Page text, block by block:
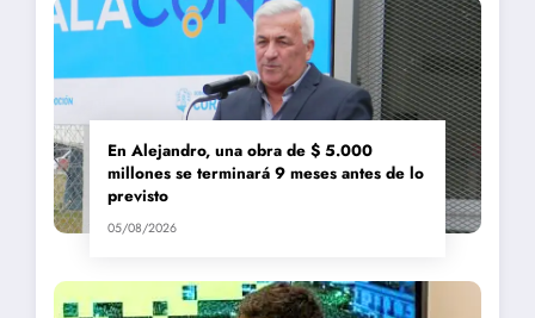
En Alejandro, una obra de $ 5.000
millones se terminará 9 meses antes de lo
previsto
05/08/2026